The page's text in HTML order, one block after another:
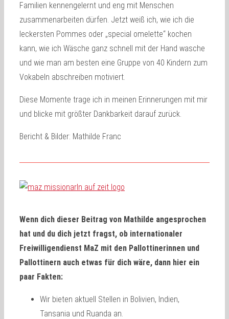
Familien kennengelernt und eng mit Menschen
zusammenarbeiten dürfen. Jetzt weiß ich, wie ich die
leckersten Pommes oder „special omelette“ kochen
kann, wie ich Wäsche ganz schnell mit der Hand wasche
und wie man am besten eine Gruppe von 40 Kindern zum
Vokabeln abschreiben motiviert.
Diese Momente trage ich in meinen Erinnerungen mit mir
und blicke mit größter Dankbarkeit darauf zurück.
Bericht & Bilder: Mathilde Franc
Wenn dich dieser Beitrag von Mathilde angesprochen
hat und du dich jetzt fragst, ob internationaler
Freiwilligendienst MaZ mit den Pallottinerinnen und
Pallottinern auch etwas für dich wäre, dann hier ein
paar Fakten:
Wir bieten aktuell Stellen in Bolivien, Indien,
Tansania und Ruanda an.